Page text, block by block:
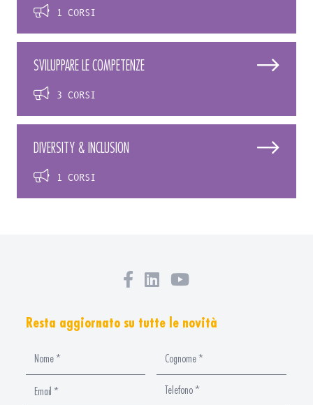
1 CORSI
SVILUPPARE LE COMPETENZE
3 CORSI
DIVERSITY & INCLUSION
1 CORSI
Resta aggiornato su tutte le novità